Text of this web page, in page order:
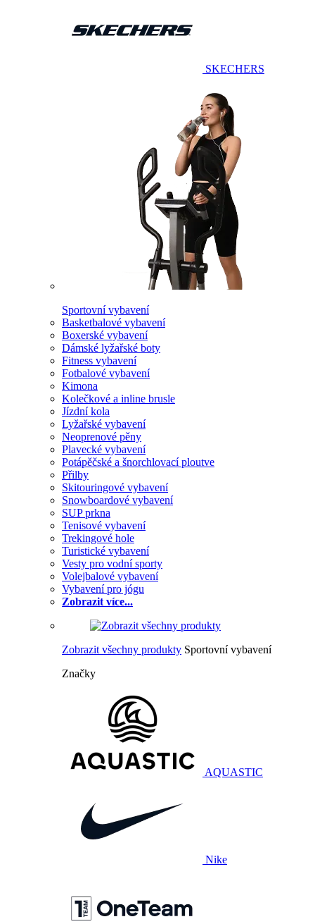
SKECHERS
Sportovní vybavení
Basketbalové vybavení
Boxerské vybavení
Dámské lyžařské boty
Fitness vybavení
Fotbalové vybavení
Kimona
Kolečkové a inline brusle
Jízdní kola
Lyžařské vybavení
Neoprenové pěny
Plavecké vybavení
Potápěčské a šnorchlovací ploutve
Přilby
Skitouringové vybavení
Snowboardové vybavení
SUP prkna
Tenisové vybavení
Trekingové hole
Turistické vybavení
Vesty pro vodní sporty
Volejbalové vybavení
Vybavení pro jógu
Zobrazit více...
Zobrazit všechny produkty Sportovní vybavení
Značky
AQUASTIC
Nike